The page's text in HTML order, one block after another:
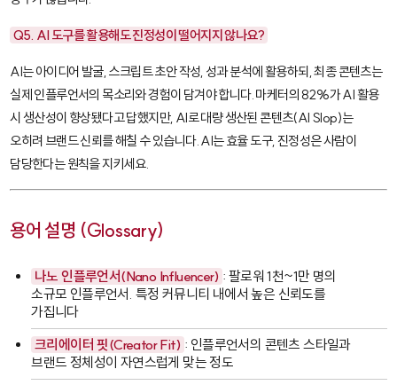
Q5. AI 도구를 활용해도 진정성이 떨어지지 않나요?
AI는 아이디어 발굴, 스크립트 초안 작성, 성과 분석에 활용하되, 최종 콘텐츠는
실제 인플루언서의 목소리와 경험이 담겨야 합니다. 마케터의 82%가 AI 활용
시 생산성이 향상됐다고 답했지만, AI로 대량 생산된 콘텐츠(AI Slop)는
오히려 브랜드 신뢰를 해칠 수 있습니다. AI는 효율 도구, 진정성은 사람이
담당한다는 원칙을 지키세요.
용어 설명 (Glossary)
나노 인플루언서(Nano Influencer) : 팔로워 1천~1만 명의
소규모 인플루언서. 특정 커뮤니티 내에서 높은 신뢰도를
가집니다
크리에이터 핏(Creator Fit) : 인플루언서의 콘텐츠 스타일과
브랜드 정체성이 자연스럽게 맞는 정도